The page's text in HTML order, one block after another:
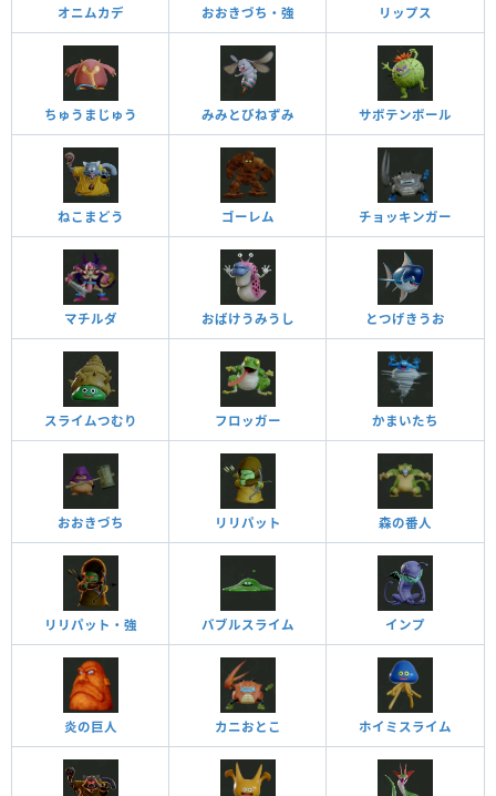
オニムカデ おおきづち・強 リップス
ちゅうまじゅう みみとびねずみ サボテンボール
ねこまどう ゴーレム チョッキンガー
マチルダ おばけうみうし とつげきうお
スライムつむり フロッガー かまいたち
おおきづち リリパット 森の番人
リリパット・強 バブルスライム インプ
炎の巨人 カニおとこ ホイミスライム